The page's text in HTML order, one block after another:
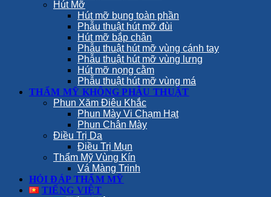
Hút Mỡ
Hút mỡ bụng toàn phần
Phẫu thuật hút mỡ đùi
Hút mỡ bắp chân
Phẫu thuật hút mỡ vùng cánh tay
Phẫu thuật hút mỡ vùng lưng
Hút mỡ nọng cằm
Phẫu thuật hút mỡ vùng má
THẨM MỸ KHÔNG PHẪU THUẬT
Phun Xăm Điêu Khắc
Phun Mày Vi Chạm Hạt
Phun Chân Mày
Điều Trị Da
Điều Trị Mụn
Thẩm Mỹ Vùng Kín
Vá Màng Trinh
HỎI ĐÁP THẨM MỸ
TIẾNG VIỆT